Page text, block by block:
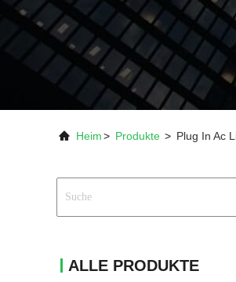
Heim> Produkte > Plug In Ac
ALLE PRODUKTE